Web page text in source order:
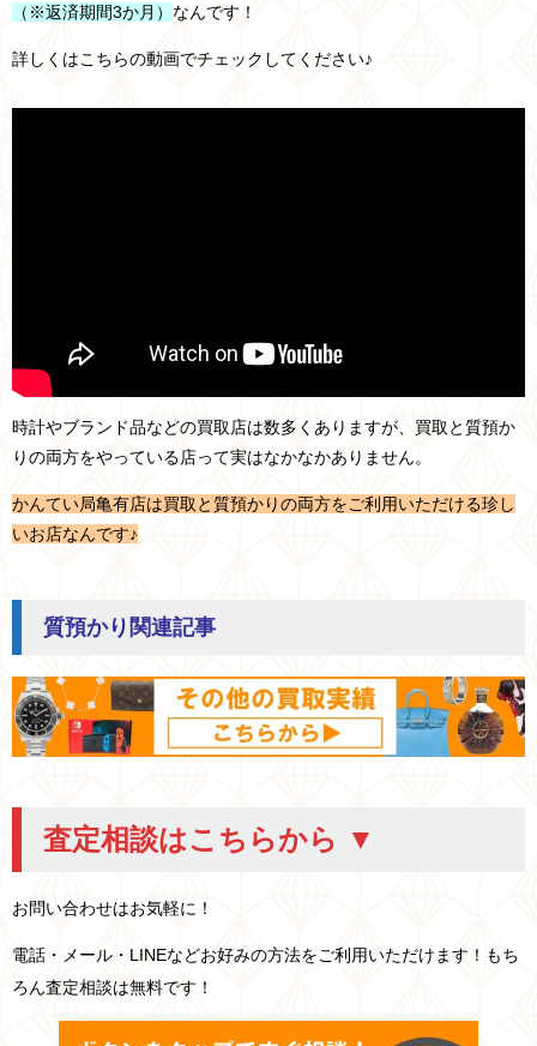
（※返済期間3か月） なんです！
詳しくはこちらの動画でチェックしてください♪
時計やブランド品などの買取店は数多くありますが、買取と質預か
りの両方をやっている店って実はなかなかありません。
かんてい局亀有店は買取と質預かりの両方をご利用いただける珍し
いお店なんです♪
質預かり関連記事
査定相談はこちらから ▼
お問い合わせはお気軽に！
電話・メール・LINEなどお好みの方法をご利用いただけます！もち
ろん査定相談は無料です！